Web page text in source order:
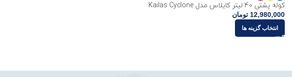
کوله پشتی 40 لیتر کایلاس مدل Kailas Cyclone
12,980,000 تومان
انتخاب گزینه ها